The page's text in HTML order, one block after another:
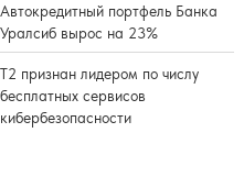
Автокредитный портфель Банка
Уралсиб вырос на 23%
Т2 признан лидером по числу
бесплатных сервисов
кибербезопасности